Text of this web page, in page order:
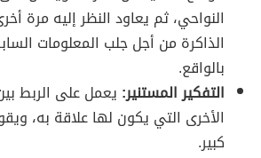
النواحي، ثم يعاود النظر إليه مرة
الذاكرة من أجل جلب المعلومات
بالواقع.
التفكير المستنير: يعمل على الربط
الأخرى التي يكون لها علاقة به،
كبير.